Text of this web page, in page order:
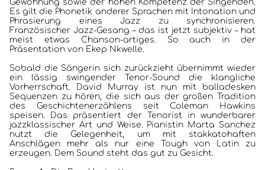
HOME
KONZERTBERICHTE
Gewöhnung sowie der hohen Kompetenz der Singenden.
Es gilt die Phonetik anderer Sprachen mit Intonation und
Phrasierung eines Jazz zu synchronisieren.
Französischer Jazz-Gesang – das ist jetzt subjektiv – hat
meist etwas Chanson-artiges. So auch in der
Präsentation von Ekep Nkwelle.
Sobald die Sängerin sich zurückzieht übernimmt wieder
ein lässig swingender Tenor-Sound die klangliche
Vorherrschaft. David Murray ist nun mit balladesken
Sequenzen zu hören, die sich aus der großen Tradition
des Geschichtenerzählens seit Coleman Hawkins
speisen. Das präsentiert der Tenorist in wunderbarer
jazzklassischer Art und Weise. Pianistin Marta Sanchez
nutzt die Gelegenheit, um mit stakkatohaften
Anschlägen mehr als nur eine Tough von Latin zu
erzeugen. Dem Sound steht das gut zu Gesicht.